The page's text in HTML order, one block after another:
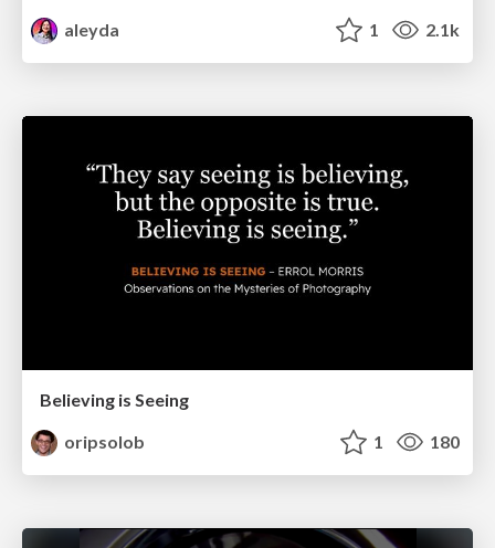
aleyda
1 2.1k
Believing is Seeing
oripsolob
1 180